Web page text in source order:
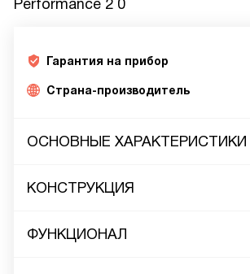
Performance 2 0
Гарантия на прибор
Страна-производитель
ОСНОВНЫЕ ХАРАКТЕРИСТИКИ
КОНСТРУКЦИЯ
ФУНКЦИОНАЛ